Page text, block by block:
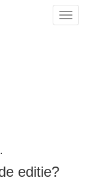
editie?